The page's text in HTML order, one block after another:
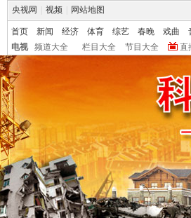
央视网 视频 网站地图
首页 新闻 经济 体育 综艺 春晚 戏曲
电视
频道大全 栏目大全 节目大全 直